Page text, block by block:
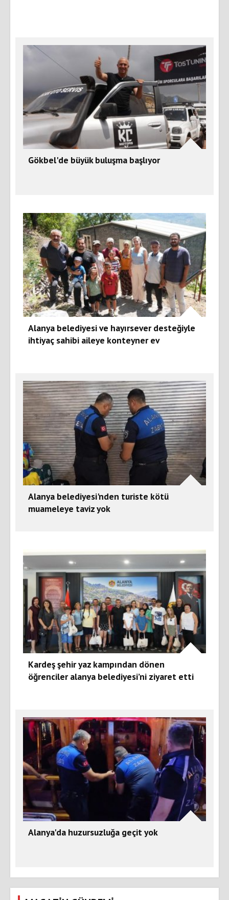
Gökbel'de büyük buluşma başlıyor
Alanya belediyesi ve hayırsever desteğiyle
ihtiyaç sahibi aileye konteyner ev
Alanya belediyesi'nden turiste kötü
muameleye taviz yok
Kardeş şehir yaz kampından dönen
öğrenciler alanya belediyesi’ni ziyaret etti
Alanya'da huzursuzluğa geçit yok